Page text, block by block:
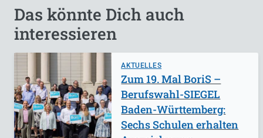
Das könnte Dich auch
interessieren
AKTUELLES
Zum 19. Mal BoriS –
Berufswahl-SIEGEL
Baden-Württemberg:
Sechs Schulen erhalten